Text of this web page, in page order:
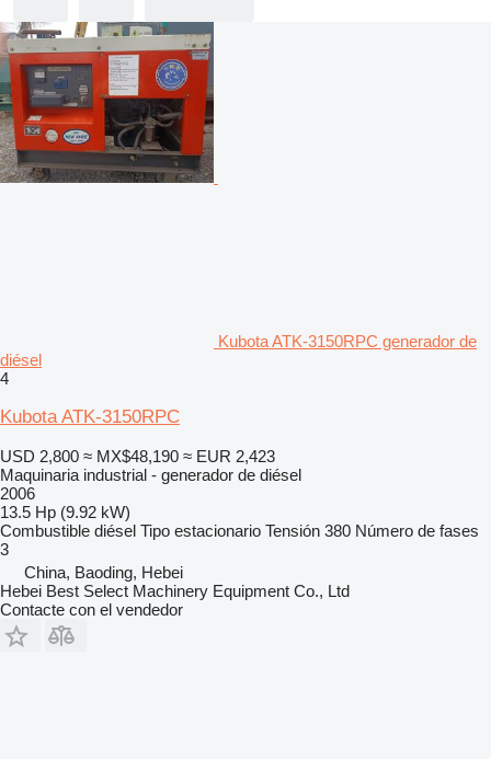
Kubota ATK-3150RPC generador de
diésel
4
Kubota ATK-3150RPC
USD 2,800 ≈ MX$48,190 ≈ EUR 2,423
Maquinaria industrial - generador de diésel
2006
13.5 Hp (9.92 kW)
Combustible diésel Tipo estacionario Tensión 380 Número de fases
3
China, Baoding, Hebei
Hebei Best Select Machinery Equipment Co., Ltd
Contacte con el vendedor